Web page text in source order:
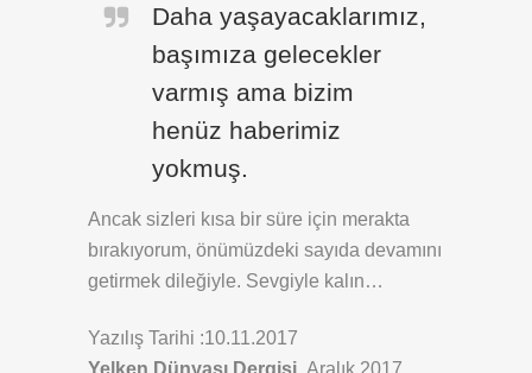
Daha yaşayacaklarımız,
başımıza gelecekler
varmış ama bizim
henüz haberimiz
yokmuş.
Ancak sizleri kısa bir süre için merakta
bırakıyorum, önümüzdeki sayıda devamını
getirmek dileğiyle. Sevgiyle kalın…
Yazılış Tarihi :10.11.2017
Yelken Dünyası Dergisi, Aralık 2017